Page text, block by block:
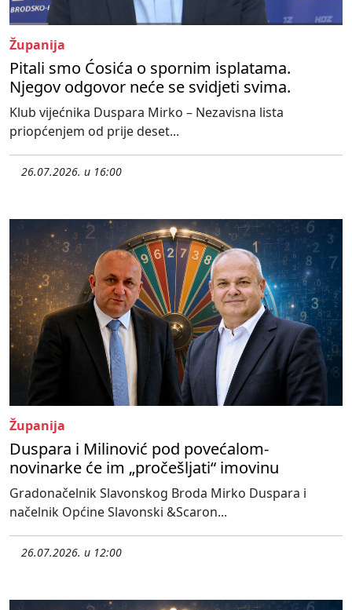
Županija
Pitali smo Ćosića o spornim isplatama.
Njegov odgovor neće se svidjeti svima.
Klub vijećnika Duspara Mirko – Nezavisna lista
priopćenjem od prije deset...
26.07.2026. u 16:00
Županija
Duspara i Milinović pod povećalom-
novinarke će im „pročešljati“ imovinu
Gradonačelnik Slavonskog Broda Mirko Duspara i
načelnik Općine Slavonski &Scaron...
26.07.2026. u 12:00